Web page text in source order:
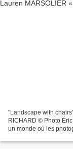
"Landscape with
RICHARD © Photo
un monde où les